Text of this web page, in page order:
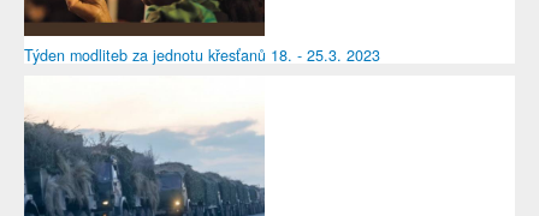
Týden modliteb za jednotu křesťanů 18. - 25.3. 2023